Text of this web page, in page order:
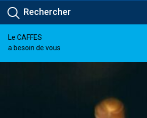
Le CAFFES
a besoin de vous